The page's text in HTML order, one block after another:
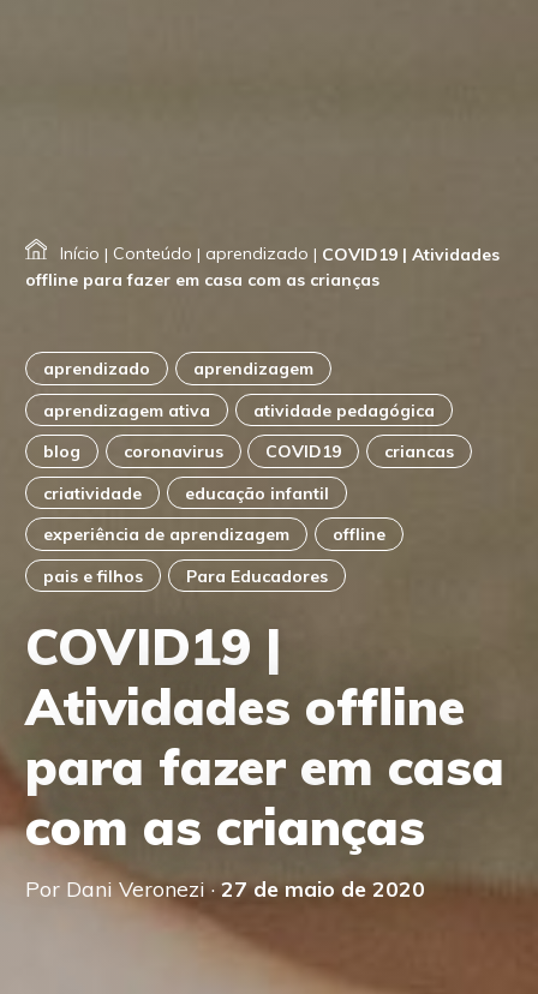
Início | Conteúdo | aprendizado | COVID19 | Atividades
offline para fazer em casa com as crianças
aprendizado
aprendizagem
aprendizagem ativa
atividade pedagógica
blog
coronavirus COVID19
criancas
criatividade
educação infantil
experiência de aprendizagem
offline
pais e filhos
Para Educadores
COVID19 |
Atividades offline
para fazer em casa
com as crianças
Por Dani Veronezi ·27 de maio de 2020